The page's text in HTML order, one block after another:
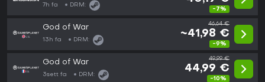
7h fa DRM:
-7%
God of War
13h fa DRM:
46,64 €
~41,98 €
-9%
God of War
3sett fa DRM:
49,99 €
44,99 €
-10%